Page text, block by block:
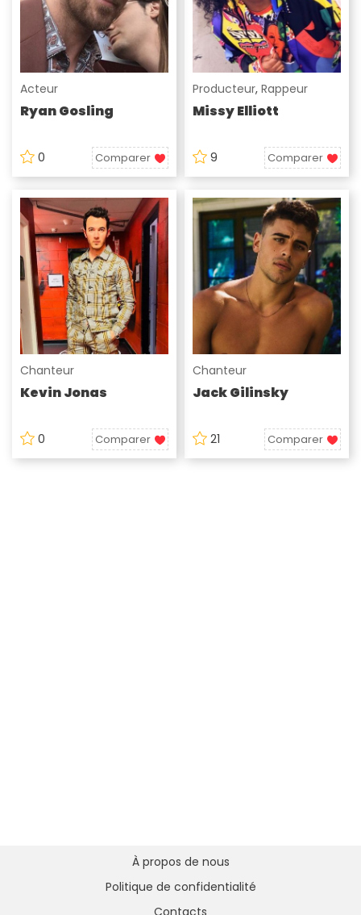
Acteur
Ryan Gosling
0 Comparer
Producteur, Rappeur
Missy Elliott
9 Comparer
Chanteur
Kevin Jonas
0 Comparer
Chanteur
Jack Gilinsky
21 Comparer
À propos de nous
Politique de confidentialité
Contacts